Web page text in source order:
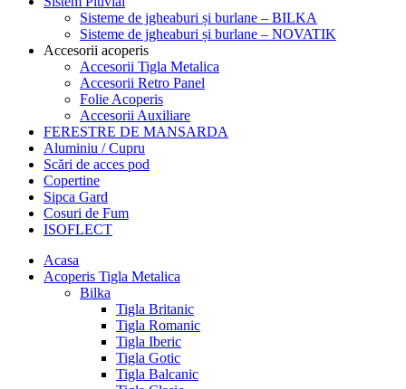
Sisteme de jgheaburi și burlane – BILKA
Sisteme de jgheaburi și burlane – NOVATIK
Accesorii acoperis
Accesorii Tigla Metalica
Accesorii Retro Panel
Folie Acoperis
Accesorii Auxiliare
FERESTRE DE MANSARDA
Aluminiu / Cupru
Scări de acces pod
Copertine
Sipca Gard
Cosuri de Fum
ISOFLECT
Acasa
Acoperis Tigla Metalica
Bilka
Tigla Britanic
Tigla Romanic
Tigla Iberic
Tigla Gotic
Tigla Balcanic